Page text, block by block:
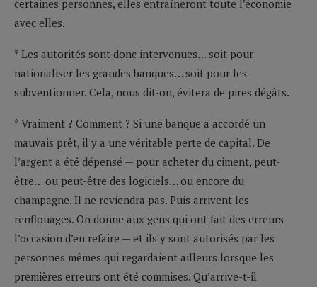
certaines personnes, elles entraîneront toute l’économie
avec elles.
* Les autorités sont donc intervenues… soit pour
nationaliser les grandes banques… soit pour les
subventionner. Cela, nous dit-on, évitera de pires dégâts.
* Vraiment ? Comment ? Si une banque a accordé un
mauvais prêt, il y a une véritable perte de capital. De
l’argent a été dépensé — pour acheter du ciment, peut-
être… ou peut-être des logiciels… ou encore du
champagne. Il ne reviendra pas. Puis arrivent les
renflouages. On donne aux gens qui ont fait des erreurs
l’occasion d’en refaire — et ils y sont autorisés par les
personnes mêmes qui regardaient ailleurs lorsque les
premières erreurs ont été commises. Qu’arrive-t-il